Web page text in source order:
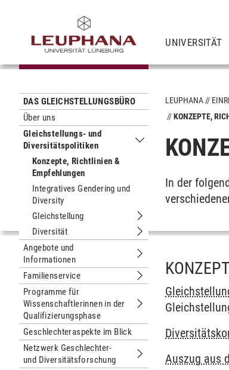
UNIVERSITÄT
DAS GLEICHSTELLUNGSBÜRO
Über uns
Gleichstellungs- und
Diversitätspolitiken
Untermenu
Konzepte, Richtlinien &
Empfehlungen
Integratives Gendering und
Diversity
Gleichstellung
Untermenu Gleichstellung
Diversität
Untermenu Diversität
Angebote und
Informationen
Untermenu Angebote und
Familienservice
Untermenu Familienservice
Programme für
Wissenschaftlerinnen in der
Qualifizierungsphase
Untermenu Programme
Geschlechteraspekte im Blick
Netzwerk Geschlechter-
und Diversitätsforschung
Untermenu Netzwerk
LEUPHANA
KONZEPTE,
In der
Auszug aus